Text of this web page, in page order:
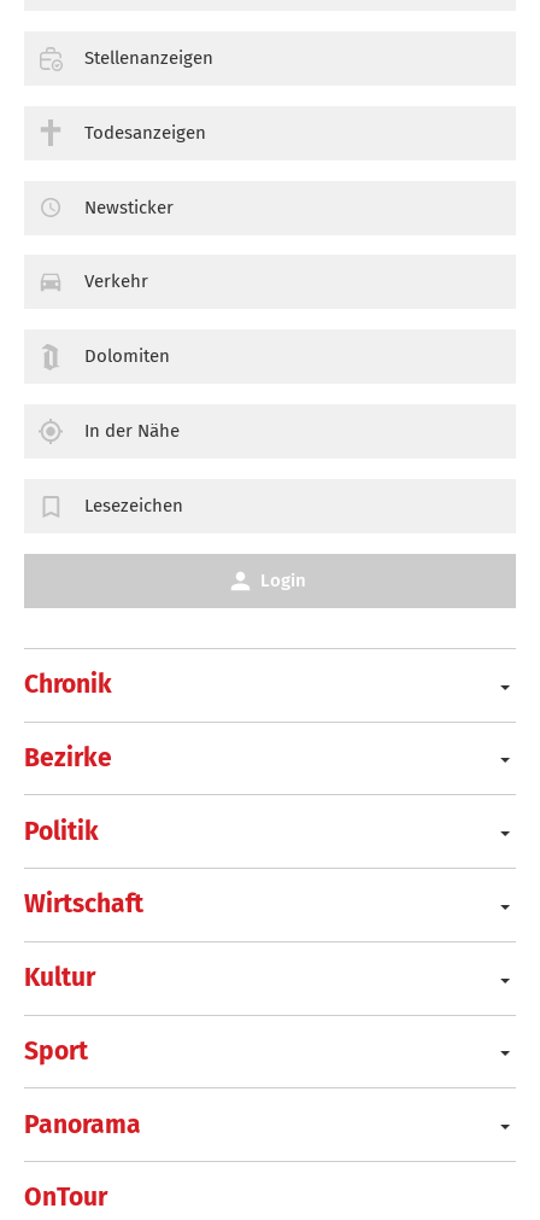
Chronik
Bezirke
Politik
Wirtschaft
Kultur
Sport
Panorama
OnTour
Stellenanzeigen
Todesanzeigen
Newsticker
Verkehr
Dolomiten
In der Nähe
Lesezeichen
Login